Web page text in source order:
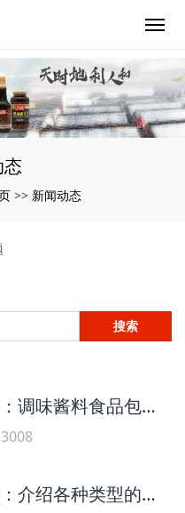
>> 新闻动态
搜索
调味品生产厂家：调味酱料食品包装的特点
调味品生产厂家：介绍各种类型的调味料